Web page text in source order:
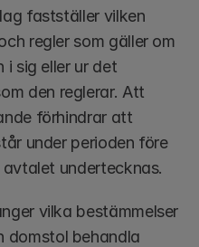
fastställer vilken
regler som gäller om
i sig eller ur det
den reglerar. Att
förhindrar att
under perioden före
undertecknas.
vilka bestämmelser
domstol behandla